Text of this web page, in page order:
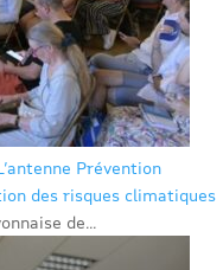
Prévention
des risques climatiques
de...